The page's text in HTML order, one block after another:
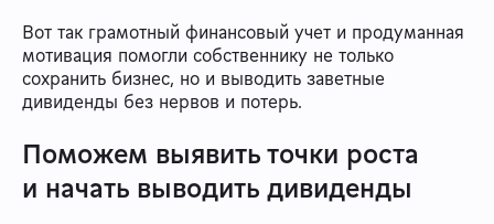
Вот так грамотный финансовый учет и продуманная
мотивация помогли собственнику не только
сохранить бизнес, но и выводить заветные
дивиденды без нервов и потерь.
Поможем выявить точки роста
и начать выводить дивиденды